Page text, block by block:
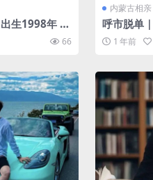
生1998年 身
中教师
66
内蒙古相亲
呼市脱单
1 年前